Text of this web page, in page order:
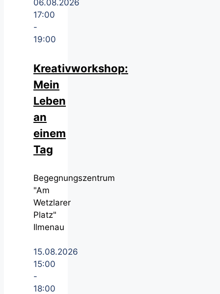
06.08.2026
17:00
-
19:00
Kreativworkshop:
Mein
Leben
an
einem
Tag
Begegnungszentrum
"Am
Wetzlarer
Platz"
Ilmenau
15.08.2026
15:00
-
18:00